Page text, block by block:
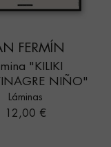
FERMÍN
"KILIKI
NIÑO"
Láminas
Precio
12,00 €